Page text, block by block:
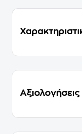
Αξιολογήσεις